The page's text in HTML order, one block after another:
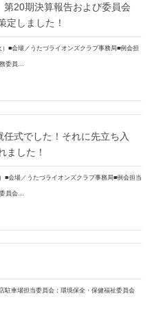
第20期決算報告および委員会
定しました！
■会場／うたづライオンズクラブ事務局■例会担
委員…
式でした！それに先立ち入
ました！
■会場／うたづライオンズクラブ事務局■例会担当
員会…
駐車場担当委員会：環境保全・保健福祉委員会